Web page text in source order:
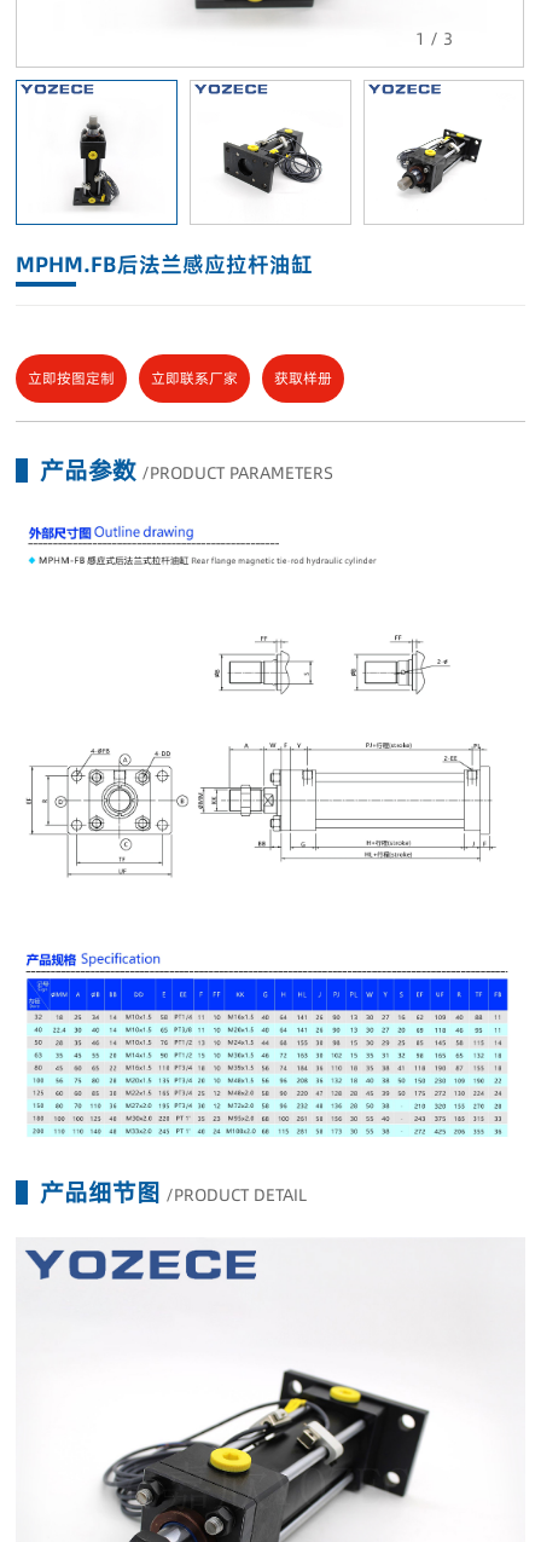
1 / 3
MPHM.FB后法兰感应拉杆油缸
立即按图定制 立即联系厂家 获取样册
产品参数 /PRODUCT PARAMETERS
产品细节图 /PRODUCT DETAIL